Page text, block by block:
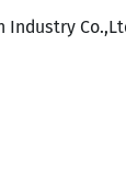
Industry